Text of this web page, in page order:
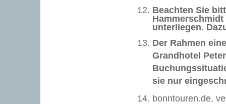
Beachten Sie
unterliegen.
Der Rahmen
Grandhotel
sie nur
bonntouren.de,